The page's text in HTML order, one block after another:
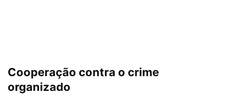
Cooperação contra o crime
organizado